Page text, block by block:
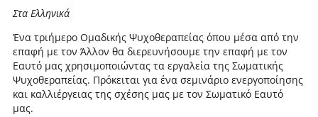
Στα Ελληνικά
Ένα τριήμερο Ομαδικής Ψυχοθεραπείας όπου μέσα από την
επαφή με τον Άλλον θα διερευνήσουμε την επαφή με τον
Εαυτό μας χρησιμοποιώντας τα εργαλεία της Σωματικής
Ψυχοθεραπείας. Πρόκειται για ένα σεμινάριο ενεργοποίησης
και καλλιέργειας της σχέσης μας με τον Σωματικό Εαυτό
μας.